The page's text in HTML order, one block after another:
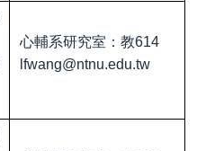
心輔系研究室：教614
lfwang@ntnu.edu.tw